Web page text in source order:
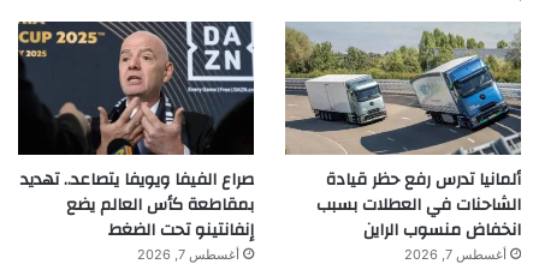
ألمانيا تدرس رفع حظر قيادة
الشاحنات في العطلات بسبب
انخفاض منسوب الراين
أغسطس 7, 2026
صراع الفيفا ويويفا يتصاعد.. تهديد
بمقاطعة كأس العالم يضع
إنفانتينو تحت الضغط
أغسطس 7, 2026